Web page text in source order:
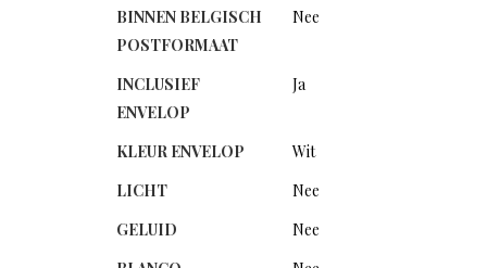
BINNEN BELGISCH
POSTFORMAAT
Nee
INCLUSIEF
ENVELOP
Ja
KLEUR ENVELOP
Wit
LICHT
Nee
GELUID
Nee